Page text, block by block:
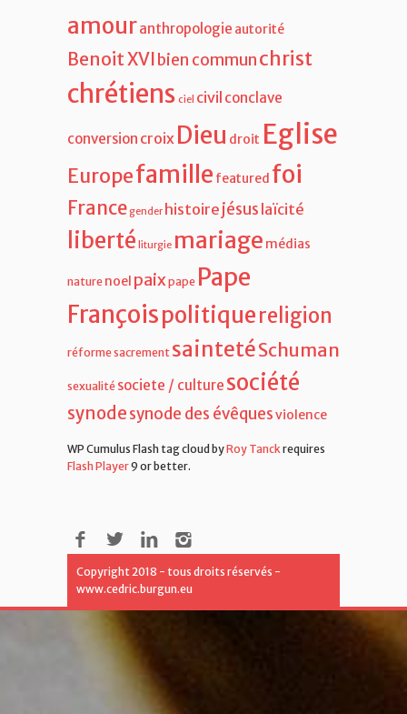
amouranthropologie autorité
Benoit XVIbien communchrist
chrétiens ciel civil conclave
conversion croix Dieu droit Eglise
Europefamille featured foi
Francegender histoire jésus laïcité
liberté liturgie mariage médias
nature noel paixpape Pape
Françoispolitiquereligion
réformesacrement saintetéSchuman
sexualité societe / culture société
synodesynode des évêquesviolence
WP Cumulus Flash tag cloud byRoy Tanck requires
Flash Player9 or better.
Copyright 2018 - tous droits réservés -
www.cedric.burgun.eu